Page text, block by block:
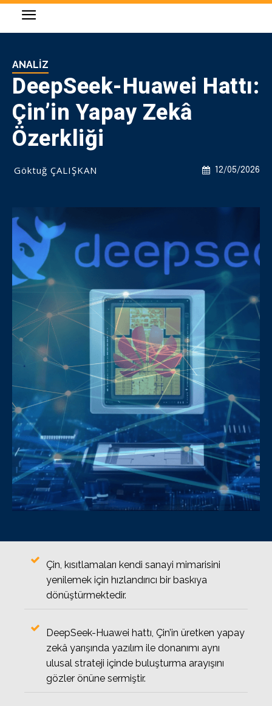
ANALIZ
DeepSeek-Huawei Hattı:
Çin’in Yapay Zekâ
Özerkliği
12/05/2026
Göktuğ ÇALIŞKAN
Çin, kısıtlamaları kendi sanayi mimarisini
yenilemek için hızlandırıcı bir baskıya
dönüştürmektedir.
DeepSeek-Huawei hattı, Çin’in üretken yapay
zekâ yarışında yazılım ile donanımı aynı
ulusal strateji içinde buluşturma arayışını
gözler önüne sermiştir.